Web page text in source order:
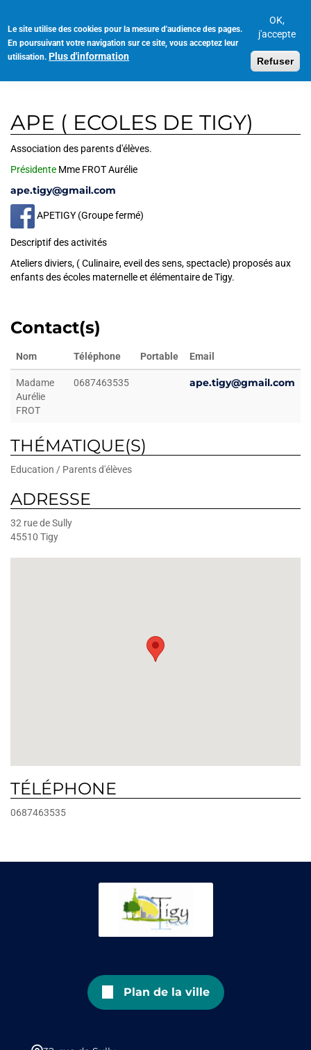
Le site utilise des cookies pour la mesure d'audience des pages.
En poursuivant votre navigation sur ce site, vous acceptez leur
utilisation. Plus d'information
OK,
j'accepte
Refuser
contenu
principal
APE ( ECOLES DE TIGY)
Association des parents d'élèves.
Présidente Mme FROT Aurélie
ape.tigy@gmail.com
APETIGY (Groupe fermé)
Descriptif des activités
Ateliers diviers, ( Culinaire, eveil des sens, spectacle) proposés aux
enfants des écoles maternelle et élémentaire de Tigy.
Contact(s)
Nom Téléphone Portable Email
Madame
Aurélie
FROT
0687463535 ape.tigy@gmail.com
THÉMATIQUE(S)
Education / Parents d'élèves
ADRESSE
32 rue de Sully
45510 Tigy
TÉLÉPHONE
0687463535
Plan de la ville